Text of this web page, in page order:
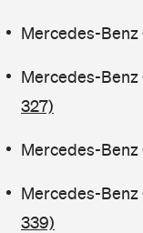
Mercedes-Benz
Mercedes-Benz
327)
Mercedes-Benz
Mercedes-Benz
339)